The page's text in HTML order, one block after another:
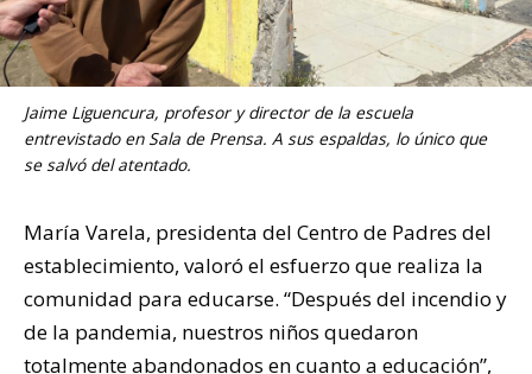
Jaime Liguencura, profesor y director de la escuela
entrevistado en Sala de Prensa. A sus espaldas, lo único que
se salvó del atentado.
María Varela, presidenta del Centro de Padres del
establecimiento, valoró el esfuerzo que realiza la
comunidad para educarse. “Después del incendio y
de la pandemia, nuestros niños quedaron
totalmente abandonados en cuanto a educación”,